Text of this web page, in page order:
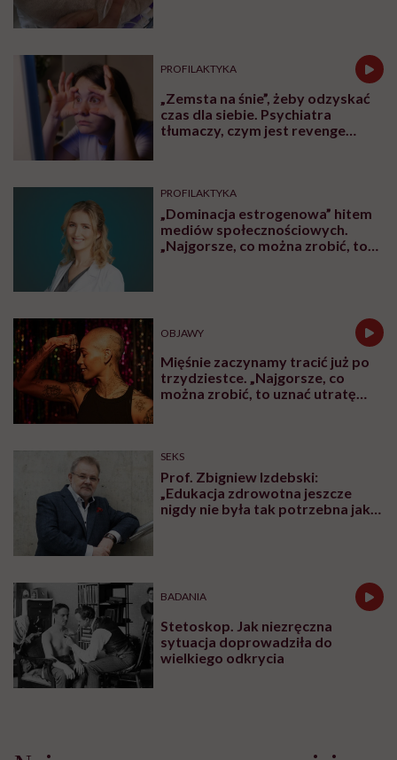
PROFILAKTYKA
„Zemsta na śnie”, żeby odzyskać
czas dla siebie. Psychiatra
tłumaczy, czym jest revenge
PROFILAKTYKA
„Dominacja estrogenowa” hitem
mediów społecznościowych.
„Najgorsze, co można zrobić, to
OBJAWY
Mięśnie zaczynamy tracić już po
trzydziestce. „Najgorsze, co
można zrobić, to uznać utratę
SEKS
Prof. Zbigniew Izdebski:
„Edukacja zdrowotna jeszcze
nigdy nie była tak potrzebna jak
BADANIA
Stetoskop. Jak niezręczna
sytuacja doprowadziła do
wielkiego odkrycia